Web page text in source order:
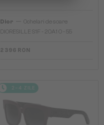
Dior
Ochelari de soare
DIORESILLE S1F - 20A1 O - 55
2 396 RON
2-4 ZILE